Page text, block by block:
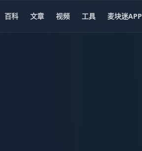
百科 文章 视频 工具 麦块迷APP